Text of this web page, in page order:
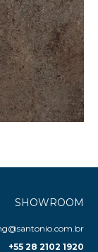
SHOWROOM
+55 28 2102 1920